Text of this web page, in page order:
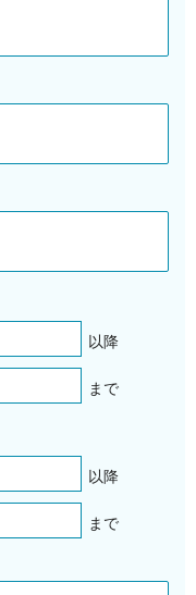
以降
まで
以降
まで